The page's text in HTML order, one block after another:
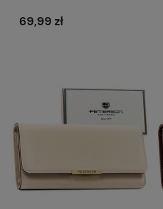
kwiatami
69,99 zł